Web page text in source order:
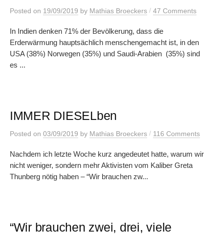
Posted on 19/09/2019 by Mathias Broeckers / 47 Comments
In Indien denken 71% der Bevölkerung, dass die
Erderwärmung hauptsächlich menschengemacht ist, in den
USA (38%) Norwegen (35%) und Saudi-Arabien (35%) sind
es ...
IMMER DIESELben
Posted on 03/09/2019 by Mathias Broeckers / 116 Comments
Nachdem ich letzte Woche kurz angedeutet hatte, warum wir
nicht weniger, sondern mehr Aktivisten vom Kaliber Greta
Thunberg nötig haben – “Wir brauchen zw...
“Wir brauchen zwei, drei, viele